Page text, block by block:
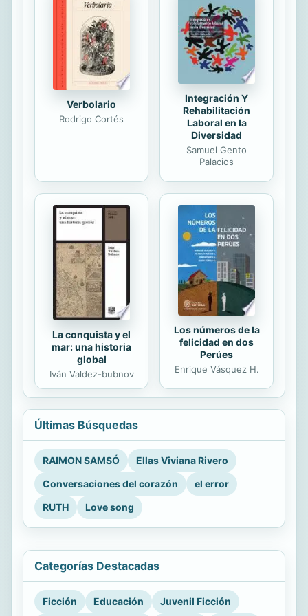
Verbolario
Rodrigo Cortés
Integración Y
Rehabilitación
Laboral en la
Diversidad
Samuel Gento
Palacios
La conquista y el
mar: una historia
global
Iván Valdez-bubnov
Los números de la
felicidad en dos
Perúes
Enrique Vásquez H.
Últimas Búsquedas
RAIMON SAMSÓ
Ellas Viviana Rivero
Conversaciones del corazón
el error
RUTH
Love song
Categorías Destacadas
Ficción Educación Juvenil Ficción